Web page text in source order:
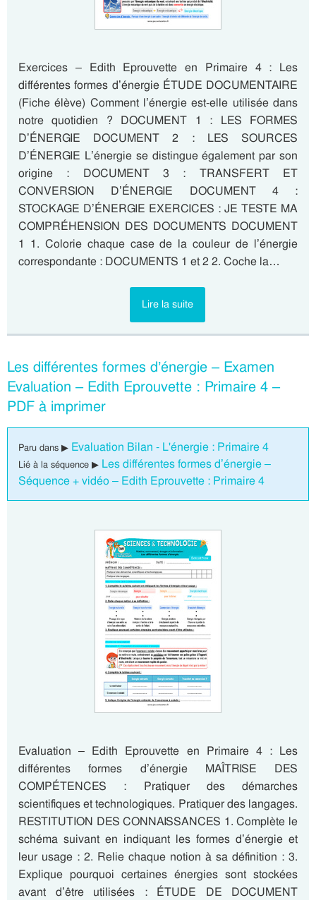
Exercices – Edith Eprouvette en Primaire 4 : Les
différentes formes d’énergie ÉTUDE DOCUMENTAIRE
(Fiche élève) Comment l’énergie est-elle utilisée dans
notre quotidien ? DOCUMENT 1 : LES FORMES
D’ÉNERGIE DOCUMENT 2 : LES SOURCES
D’ÉNERGIE L’énergie se distingue également par son
origine : DOCUMENT 3 : TRANSFERT ET
CONVERSION D’ÉNERGIE DOCUMENT 4 :
STOCKAGE D’ÉNERGIE EXERCICES : JE TESTE MA
COMPRÉHENSION DES DOCUMENTS DOCUMENT
1 1. Colorie chaque case de la couleur de l’énergie
correspondante : DOCUMENTS 1 et 2 2. Coche la…
Lire la suite
Les différentes formes d’énergie – Examen
Evaluation – Edith Eprouvette : Primaire 4 –
PDF à imprimer
Paru dans ▶ Evaluation Bilan - L'énergie : Primaire 4
Lié à la séquence ▶ Les différentes formes d’énergie –
Séquence + vidéo – Edith Eprouvette : Primaire 4
Evaluation – Edith Eprouvette en Primaire 4 : Les
différentes formes d’énergie MAÎTRISE DES
COMPÉTENCES : Pratiquer des démarches
scientifiques et technologiques. Pratiquer des langages.
RESTITUTION DES CONNAISSANCES 1. Complète le
schéma suivant en indiquant les formes d’énergie et
leur usage : 2. Relie chaque notion à sa définition : 3.
Explique pourquoi certaines énergies sont stockées
avant d’être utilisées : ÉTUDE DE DOCUMENT